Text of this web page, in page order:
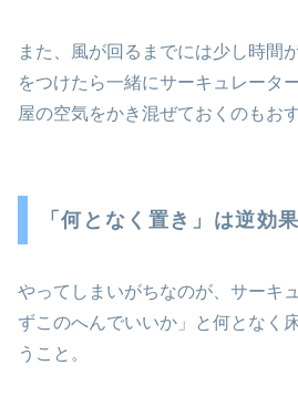
また、風が回るまでには少し時間
をつけたら一緒にサーキュレータ
屋の空気をかき混ぜておくのもお
「何となく置き」は逆効
やってしまいがちなのが、サーキ
ずこのへんでいいか」と何となく
うこと。